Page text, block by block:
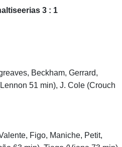
3 : 1
Beckham, Gerrard,
51 min), J. Cole (Crouch
Figo, Maniche, Petit,